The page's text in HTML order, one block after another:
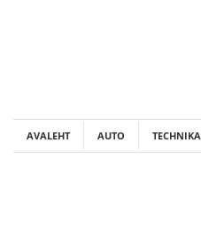
AVALEHT AUTO TECHNIKA